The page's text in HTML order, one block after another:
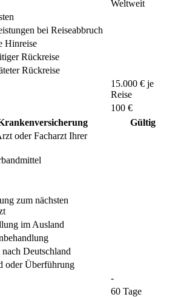
Weltweit
bei Reiseabbruch
Hinreise
Rückreise
Rückreise
15.000 € je
Reise
100 €
Gültig
oder Facharzt Ihrer
zum nächsten
im Ausland
Deutschland
oder Überführung
-
60 Tage